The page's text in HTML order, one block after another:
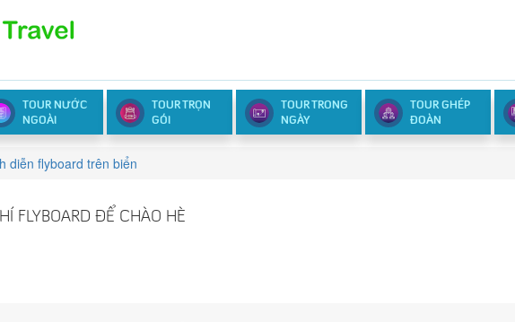
TOUR NƯỚC
NGOÀI
TOUR TRỌN
GÓI
TOUR TRONG
NGÀY
TOUR GHÉP
ĐOÀN
diễn flyboard trên biển
FLYBOARD ĐỂ CHÀO HÈ